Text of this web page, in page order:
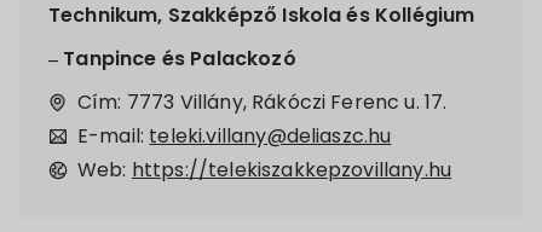
Technikum, Szakképző Iskola és Kollégium
– Tanpince és Palackozó
Cím: 7773 Villány, Rákóczi Ferenc u. 17.
E-mail: teleki.villany@deliaszc.hu
Web: https://telekiszakkepzovillany.hu